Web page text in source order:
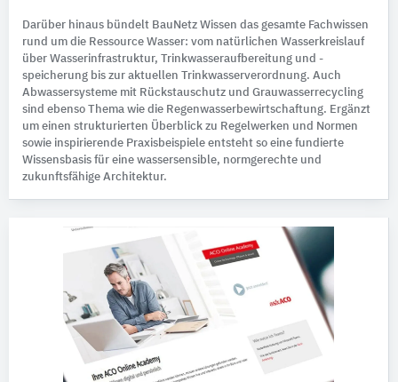
Darüber hinaus bündelt BauNetz Wissen das gesamte Fachwissen
rund um die Ressource Wasser: vom natürlichen Wasserkreislauf
über Wasserinfrastruktur, Trinkwasseraufbereitung und -
speicherung bis zur aktuellen Trinkwasserverordnung. Auch
Abwassersysteme mit Rückstauschutz und Grauwasserrecycling
sind ebenso Thema wie die Regenwasserbewirtschaftung. Ergänzt
um einen strukturierten Überblick zu Regelwerken und Normen
sowie inspirierende Praxisbeispiele entsteht so eine fundierte
Wissensbasis für eine wassersensible, normgerechte und
zukunftsfähige Architektur.